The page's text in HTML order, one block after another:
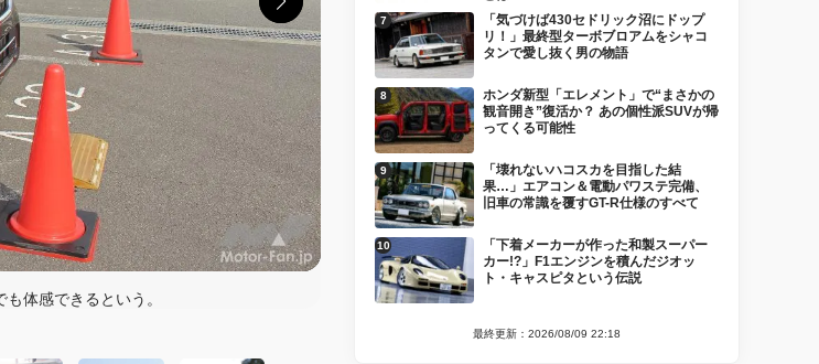
体感できるという。
「気づけば430セドリック沼にドップ
リ！」最終型ターボブロアムをシャコ
タンで愛し抜く男の物語
ホンダ新型「エレメント」で“まさかの
観音開き”復活か？ あの個性派SUVが帰
ってくる可能性
「壊れないハコスカを目指した結
果…」エアコン＆電動パワステ完備、
旧車の常識を覆すGT-R仕様のすべて
「下着メーカーが作った和製スーパー
カー!?」F1エンジンを積んだジオッ
ト・キャスピタという伝説
最終更新：2026/08/09 22:18